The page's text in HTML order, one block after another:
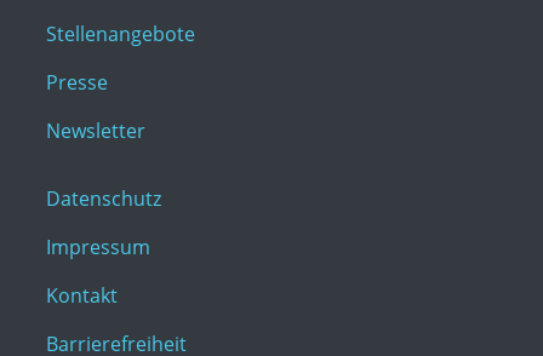
Stellenangebote
Presse
Newsletter
Datenschutz
Impressum
Kontakt
Barrierefreiheit